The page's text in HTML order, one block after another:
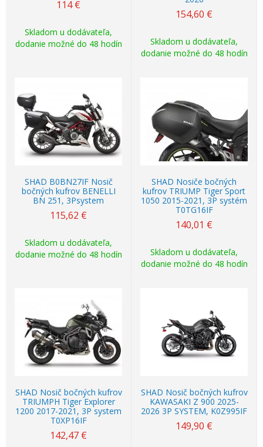
114 €
Skladom u dodávateľa,
dodanie možné do 48 hodín
154,60 €
Skladom u dodávateľa,
dodanie možné do 48 hodín
SHAD B0BN27IF Nosič
bočných kufrov BENELLI
BN 251, 3Psystem
115,62 €
Skladom u dodávateľa,
dodanie možné do 48 hodín
SHAD Nosiče bočných
kufrov TRIUMP Tiger Sport
1050 2015-2021, 3P systém
T0TG16IF
140,01 €
Skladom u dodávateľa,
dodanie možné do 48 hodín
SHAD Nosič bočných kufrov
TRIUMPH Tiger Explorer
1200 2017-2021, 3P system
T0XP16IF
142,47 €
SHAD Nosič bočných kufrov
KAWASAKI Z 900 2025-
2026 3P SYSTEM, K0Z995IF
149,90 €